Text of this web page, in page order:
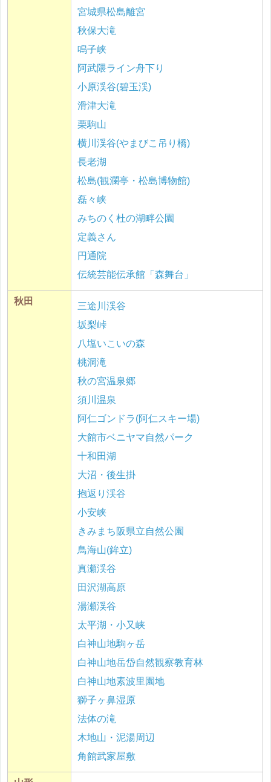
宮城県松島離宮
秋保大滝
鳴子峡
阿武隈ライン舟下り
小原渓谷(碧玉渓)
滑津大滝
栗駒山
横川渓谷(やまびこ吊り橋)
長老湖
松島(観瀾亭・松島博物館)
磊々峡
みちのく杜の湖畔公園
定義さん
円通院
伝統芸能伝承館「森舞台」
秋田
三途川渓谷
坂梨峠
八塩いこいの森
桃洞滝
秋の宮温泉郷
須川温泉
阿仁ゴンドラ(阿仁スキー場)
大館市ベニヤマ自然パーク
十和田湖
大沼・後生掛
抱返り渓谷
小安峡
きみまち阪県立自然公園
鳥海山(鉾立)
真瀬渓谷
田沢湖高原
湯瀬渓谷
太平湖・小又峡
白神山地駒ヶ岳
白神山地岳岱自然観察教育林
白神山地素波里園地
獅子ヶ鼻湿原
法体の滝
木地山・泥湯周辺
角館武家屋敷